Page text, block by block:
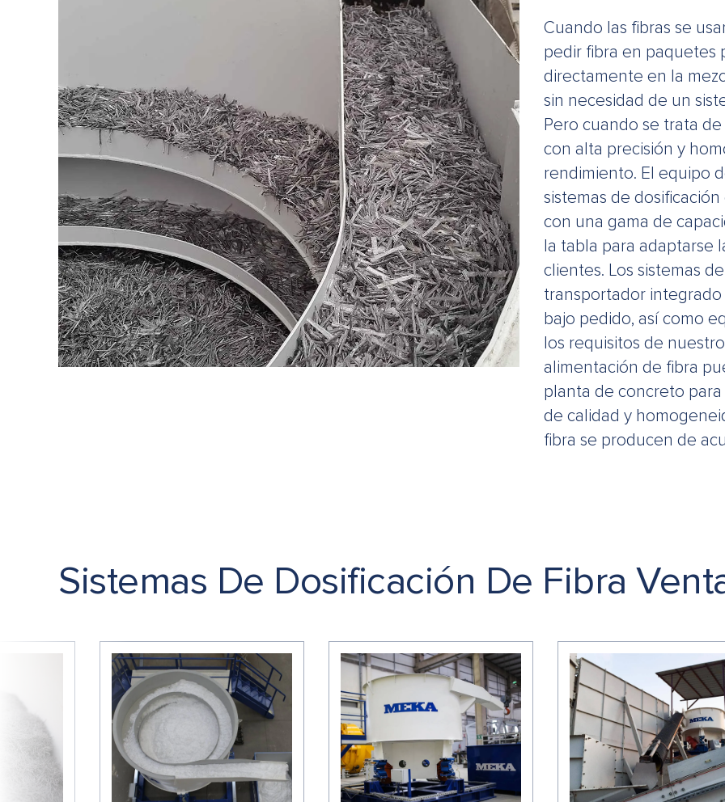
Cuando las fibras se
pedir fibra en paquetes
directamente en la
sin necesidad de un
Pero cuando se trata
con alta precisión y
rendimiento. El equipo
sistemas de
con una gama de
la tabla para adaptarse
clientes. Los sistemas
transportador
bajo pedido, así como
los requisitos de
alimentación de fibra
planta de concreto
de calidad y
fibra se producen de
Sistemas De Dosificación De Fibra